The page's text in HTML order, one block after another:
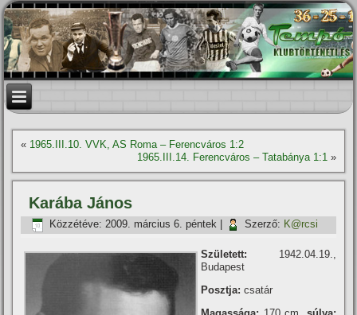
« 1965.III.10. VVK, AS Roma – Ferencváros 1:2
1965.III.14. Ferencváros – Tatabánya 1:1»
Karába János
Közzétéve: 2009. március 6. péntek Szerző: K@rcsi
Született: 1942.04.19.,
Budapest
Posztja: csatár